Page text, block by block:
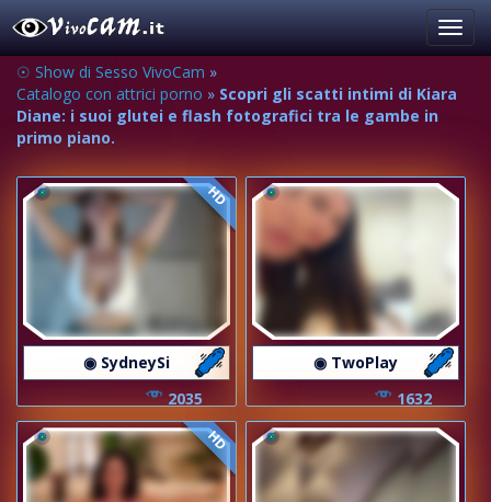
☉ Show di Sesso VivoCam »
Catalogo con attrici porno » Scopri gli scatti intimi di Kiara
Diane: i suoi glutei e flash fotografici tra le gambe in
primo piano.
HD
◉ SydneySi
2035
◉ TwoPlay
1632
HD